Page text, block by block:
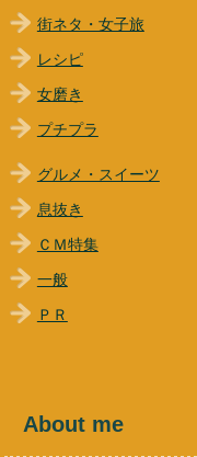
街ネタ・女子旅
レシピ
女磨き
プチプラ
グルメ・スイーツ
息抜き
ＣＭ特集
一般
ＰＲ
About me